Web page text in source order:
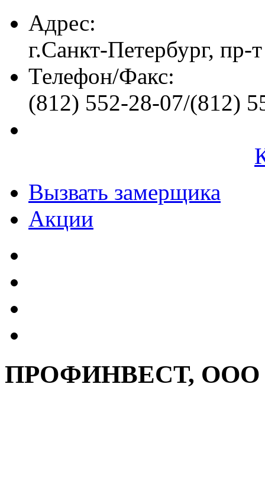
Адрес:
г.Санкт-Петербург, пр-
Телефон/Факс:
(812) 552-28-07/(812)
Вызвать замерщика
Акции
ПРОФИНВЕСТ, ООО